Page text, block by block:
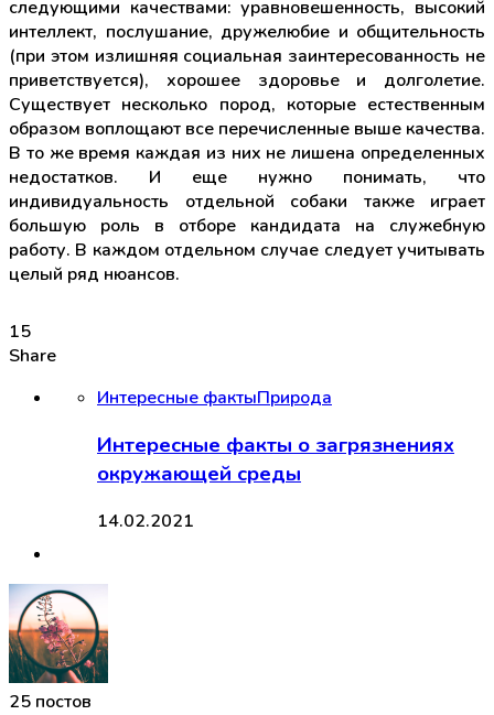
следующими качествами: уравновешенность, высокий
интеллект, послушание, дружелюбие и общительность
(при этом излишняя социальная заинтересованность не
приветствуется), хорошее здоровье и долголетие.
Существует несколько пород, которые естественным
образом воплощают все перечисленные выше качества.
В то же время каждая из них не лишена определенных
недостатков. И еще нужно понимать, что
индивидуальность отдельной собаки также играет
большую роль в отборе кандидата на служебную
работу. В каждом отдельном случае следует учитывать
целый ряд нюансов.
15
Share
Интересные фактыПрирода
Интересные факты о загрязнениях
окружающей среды
14.02.2021
25 постов